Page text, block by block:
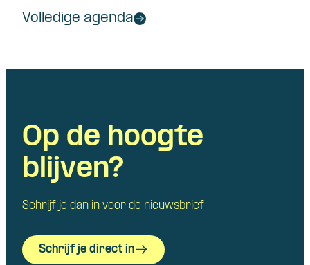
Volledige agenda
Op de hoogte
blijven?
Schrijf je dan in voor de nieuwsbrief
Schrijf je direct in